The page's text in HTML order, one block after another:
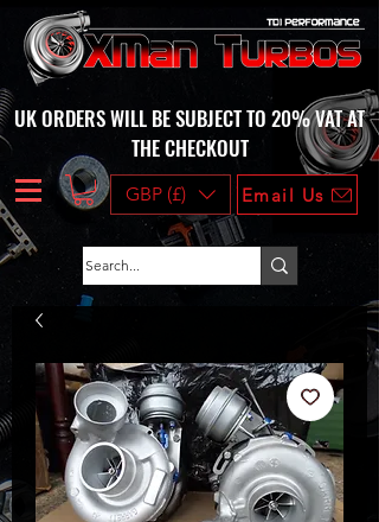
UK ORDERS WILL BE SUBJECT TO 20% VAT AT
THE CHECKOUT
GBP (£) Email Us